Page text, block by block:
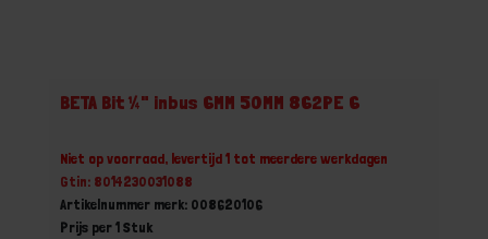
BETA Bit ¼" inbus 6MM 50MM 862PE 6
Niet op voorraad, levertijd 1 tot meerdere werkdagen
Gtin: 8014230031088
Artikelnummer merk: 008620106
Prijs per 1 Stuk